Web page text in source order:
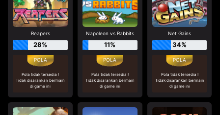
Reapers
28%
Pola tidak tersedia !
Tidak disarankan bermain
di game ini
Napoleon vs Rabbits
11%
Pola tidak tersedia !
Tidak disarankan bermain
di game ini
Net Gains
34%
Pola tidak tersedia !
Tidak disarankan bermain
di game ini